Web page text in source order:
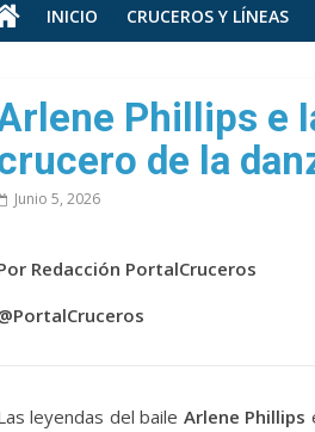
INICIO CRUCEROS Y LÍNEAS
Phillips e
de la
Junio 5, 2026
Redacción PortalCruceros
leyendas del baile Arlene Phillips